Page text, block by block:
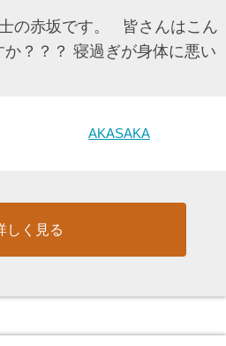
の赤坂です。 皆さんはこん
？？？ 寝過ぎが身体に悪い
AKASAKA
しく見る